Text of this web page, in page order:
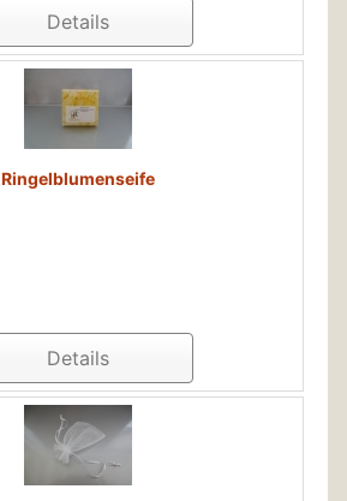
Details
Ringelblumenseife
Details